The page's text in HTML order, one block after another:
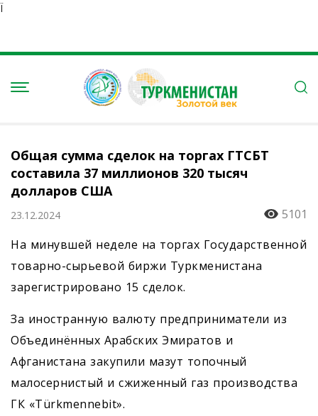
Ï
Общая сумма сделок на торгах ГТСБТ
составила 37 миллионов 320 тысяч
долларов США
23.12.2024
5101
На минувшей неделе на торгах Государственной
товарно-сырьевой биржи Туркменистана
зарегистрировано 15 сделок.
За иностранную валюту предприниматели из
Объединённых Арабских Эмиратов и
Афганистана закупили мазут топочный
малосернистый и сжиженный газ производства
ГК «Türkmennebit».